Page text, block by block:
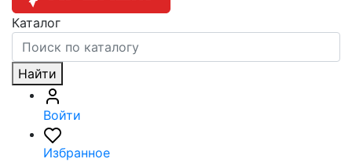
Каталог
Найти
Войти
Избранное